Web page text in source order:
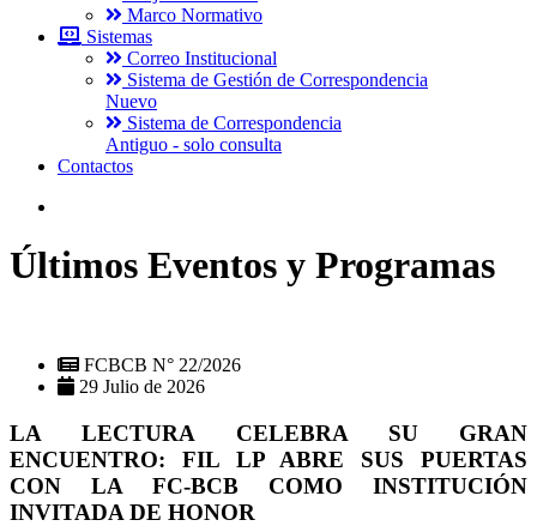
Marco Normativo
Sistemas
Correo Institucional
Sistema de Gestión de Correspondencia
Nuevo
Sistema de Correspondencia
Antiguo - solo consulta
Contactos
Últimos Eventos y Programas
FCBCB N° 22/2026
29 Julio de 2026
LA LECTURA CELEBRA SU GRAN
ENCUENTRO: FIL LP ABRE SUS PUERTAS
CON LA FC-BCB COMO INSTITUCIÓN
INVITADA DE HONOR